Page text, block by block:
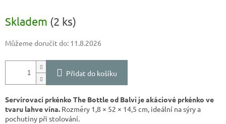
cena:
Skladem (2 ks)
Můžeme doručit do: 11.8.2026
Přidat do košíku
Servírovací prkénko The Bottle od Balvi je akáciové prkénko ve
tvaru lahve vína. Rozměry 1,8 × 52 × 14,5 cm, ideální na sýry a
pochutiny při stolování.